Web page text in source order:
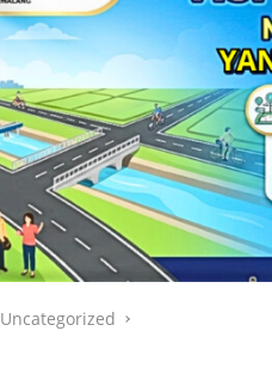
Uncategorized